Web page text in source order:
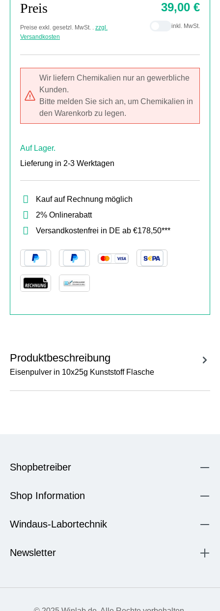
Preis
Preise exkl. gesetzl. MwSt. . zzgl.
Versandkosten
39,00 €
inkl. MwSt.
Wir liefern Chemikalien nur an gewerbliche
Kunden.
Bitte melden Sie sich an, um Chemikalien in
den Warenkorb zu legen.
Auf Lager.
Lieferung in 2-3 Werktagen
Kauf auf Rechnung möglich
2% Onlinerabatt
Versandkostenfrei in DE ab €178,50***
Produktbeschreibung
Eisenpulver in 10x25g Kunststoff Flasche
Shopbetreiber
Shop Information
Windaus-Labortechnik
Newsletter